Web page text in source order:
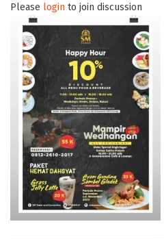
Please login to join discussion